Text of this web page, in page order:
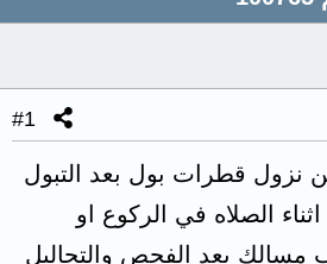
#1
٣ اشهر من نزول قطرات بول بعد التبول
الصلاه في الركوع او
مسالك بعد الفحص والتحاليل